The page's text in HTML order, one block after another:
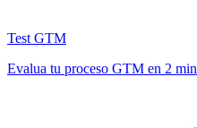
Test GTM
Evalua tu proceso GTM en 2 min